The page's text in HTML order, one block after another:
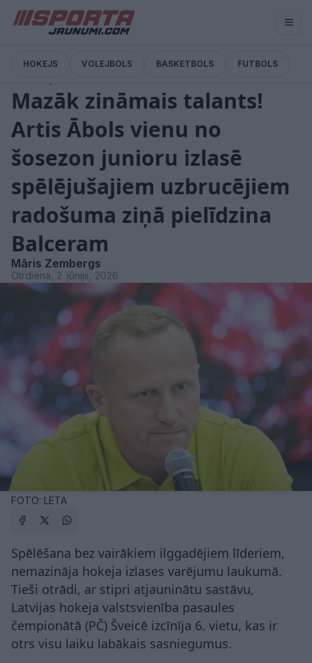
HOKEJS VOLEJBOLS BASKETBOLS FUTBOLS
Mazāk zināmais talants!
Artis Ābols vienu no
šosezon junioru izlasē
spēlējušajiem uzbrucējiem
radošuma ziņā pielīdzina
Balceram
Māris Zembergs
Otrdiena, 2. jūnijs, 2026
FOTO: LETA
Spēlēšana bez vairākiem ilggadējiem līderiem,
nemazināja hokeja izlases varējumu laukumā.
Tieši otrādi, ar stipri atjauninātu sastāvu,
Latvijas hokeja valstsvienība pasaules
čempionātā (PČ) Šveicē izcīnīja 6. vietu, kas ir
otrs visu laiku labākais sasniegumus.